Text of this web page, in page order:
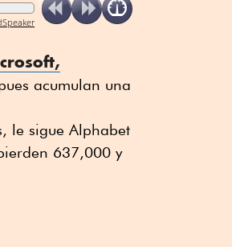
acumulan una
le sigue Alphabet
637,000 y